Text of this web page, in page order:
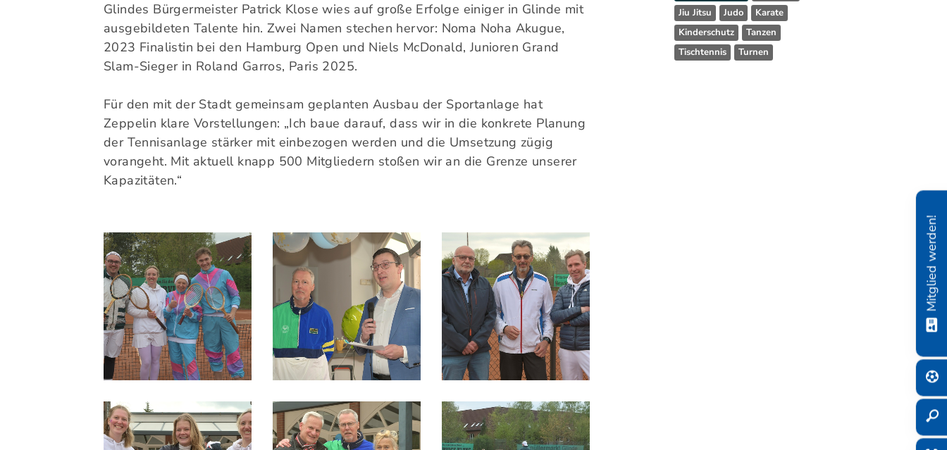
Glindes Bürgermeister Patrick Klose wies auf große Erfolge einiger in Glinde mit
ausgebildeten Talente hin. Zwei Namen stechen hervor: Noma Noha Akugue,
2023 Finalistin bei den Hamburg Open und Niels McDonald, Junioren Grand
Slam-Sieger in Roland Garros, Paris 2025.
Für den mit der Stadt gemeinsam geplanten Ausbau der Sportanlage hat
Zeppelin klare Vorstellungen: „Ich baue darauf, dass wir in die konkrete Planung
der Tennisanlage stärker mit einbezogen werden und die Umsetzung zügig
vorangeht. Mit aktuell knapp 500 Mitgliedern stoßen wir an die Grenze unserer
Kapazitäten.“
Jiu Jitsu
Judo
Karate
Kinderschutz
Tanzen
Tischtennis
Turnen
Mitglied werden!